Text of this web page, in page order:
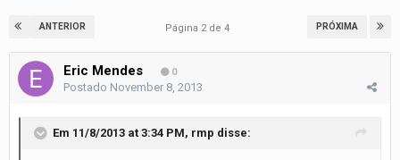
ANTERIOR PRÓXIMA
Página 2 de 4
Eric Mendes 0
Postado November 8, 2013
Em 11/8/2013 at 3:34 PM, rmp disse: